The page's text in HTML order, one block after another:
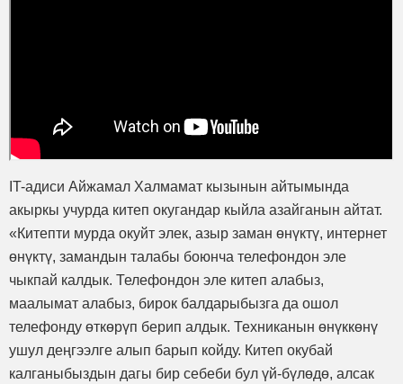
IT-адиси Айжамал Халмамат кызынын айтымында
акыркы учурда китеп окугандар кыйла азайганын айтат.
«Китепти мурда окуйт элек, азыр заман өнүктү, интернет
өнүктү, замандын талабы боюнча телефондон эле
чыкпай калдык. Телефондон эле китеп алабыз,
маалымат алабыз, бирок балдарыбызга да ошол
телефонду өткөрүп берип алдык. Техниканын өнүккөнү
ушул деңгээлге алып барып койду. Китеп окубай
калганыбыздын дагы бир себеби бул үй-бүлөдө, алсак